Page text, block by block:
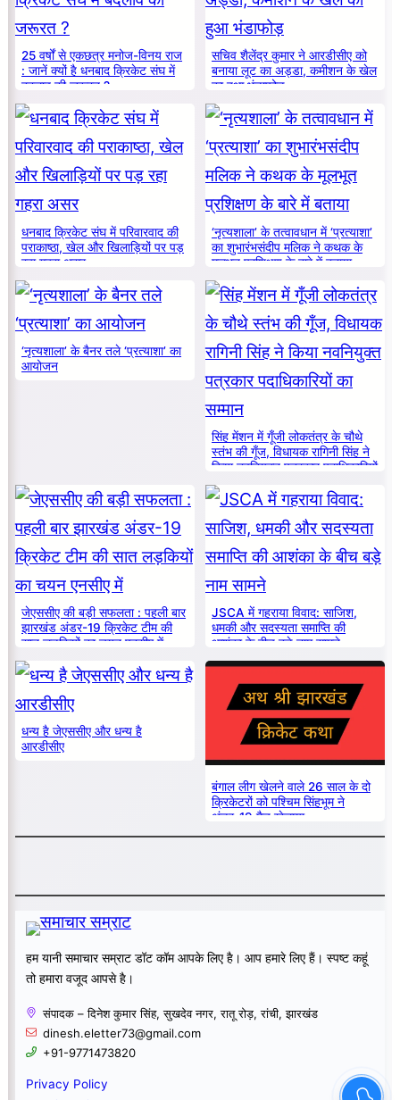
25 वर्षों से एकछत्र मनोज-विनय राज
: जानें क्यों है धनबाद क्रिकेट संघ में
बदलाव की जरूरत ?
सचिव शैलेंद्र कुमार ने आरडीसीए को
बनाया लूट का अड्डा, कमीशन के खेल
का हुआ भंडाफोड़
धनबाद क्रिकेट संघ में परिवारवाद की
पराकाष्ठा, खेल और खिलाड़ियों पर पड़
रहा गहरा असर
‘नृत्यशाला’ के तत्वावधान में ‘प्रत्याशा’
का शुभारंभसंदीप मलिक ने कथक के
मूलभूत प्रशिक्षण के बारे में बताया
‘नृत्यशाला’ के बैनर तले ‘प्रत्याशा’ का
आयोजन
सिंह मेंशन में गूँजी लोकतंत्र के चौथे
स्तंभ की गूँज, विधायक रागिनी सिंह ने
किया नवनियुक्त पत्रकार पदाधिकारियों
का सम्मान
जेएससीए की बड़ी सफलता : पहली बार
झारखंड अंडर-19 क्रिकेट टीम की
सात लड़कियों का चयन एनसीए में
JSCA में गहराया विवाद: साजिश,
धमकी और सदस्यता समाप्ति की
आशंका के बीच बड़े नाम सामने
धन्य है जेएससीए और धन्य है
आरडीसीए
बंगाल लीग खेलने वाले 26 साल के दो
क्रिकेटरों को पश्चिम सिंहभूम ने
अंडर-19 मैच खेलाया
हम यानी समाचार सम्राट डॉट कॉम आपके लिए है। आप हमारे लिए हैं। स्पष्ट कहूं
तो हमारा वजूद आपसे है।
संपादक – दिनेश कुमार सिंह, सुखदेव नगर, रातू रोड़, रांची, झारखंड
dinesh.eletter73@gmail.com
+91-9771473820
Privacy Policy